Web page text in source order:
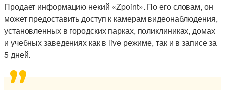
Продает информацию некий «Zpoint». По его словам, он
может предоставить доступ к камерам видеонаблюдения,
установленных в городских парках, поликлиниках, домах
и учебных заведениях как в live режиме, так и в записе за
5 дней.